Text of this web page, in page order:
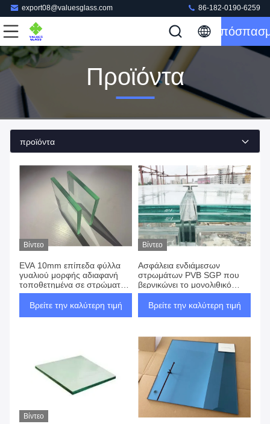
export08@valuesglass.com 86-182-0190-6259
Προϊόντα
προϊόντα
Βίντεο
EVA 10mm επίπεδα φύλλα
γυαλιού μορφής αδιαφανή
τοποθετημένα σε στρώματα
καθρέφτης
Βρείτε την καλύτερη τιμή
Βίντεο
Ασφάλεια ενδιάμεσων
στρωμάτων PVB SGP που
βερνικώνει το μονολιθικό
μετριασμένο γυαλί
Βρείτε την καλύτερη τιμή
Βίντεο